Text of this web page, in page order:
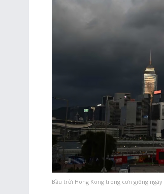
Bầu trời Hong Kong trong cơn giông ngày